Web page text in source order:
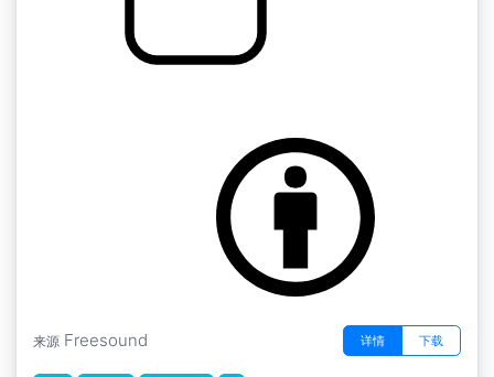
来源 Freesound 详情 下载